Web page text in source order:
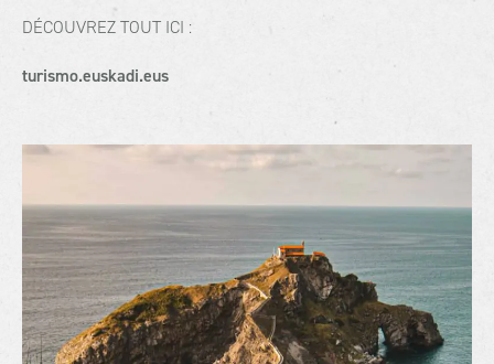
DÉCOUVREZ TOUT ICI :
turismo.euskadi.eus